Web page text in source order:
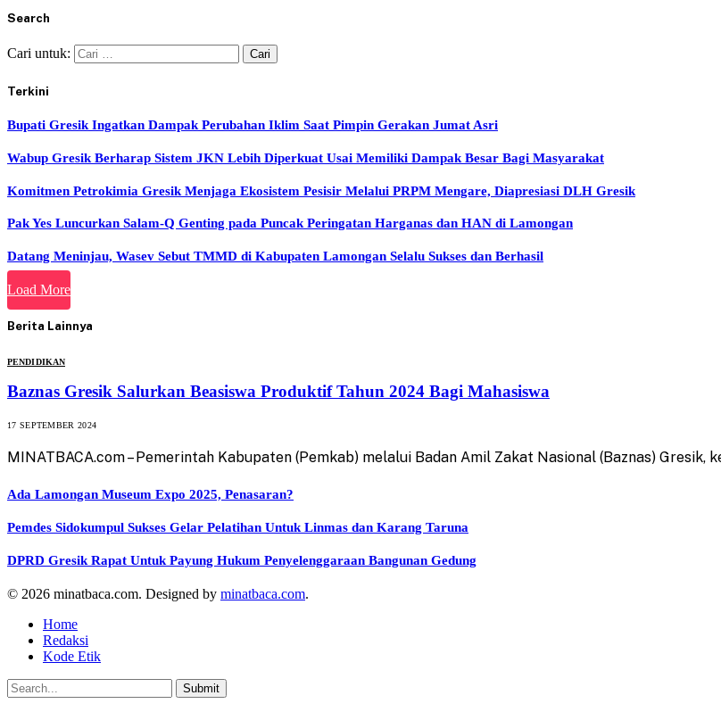
Search
Cari untuk:
Terkini
Bupati Gresik Ingatkan Dampak Perubahan Iklim Saat Pimpin Gerakan Jumat Asri
Wabup Gresik Berharap Sistem JKN Lebih Diperkuat Usai Memiliki Dampak Besar Bagi Masyarakat
Komitmen Petrokimia Gresik Menjaga Ekosistem Pesisir Melalui PRPM Mengare, Diapresiasi DLH Gresik
Pak Yes Luncurkan Salam-Q Genting pada Puncak Peringatan Harganas dan HAN di Lamongan
Datang Meninjau, Wasev Sebut TMMD di Kabupaten Lamongan Selalu Sukses dan Berhasil
Load More
Berita Lainnya
PENDIDIKAN
Baznas Gresik Salurkan Beasiswa Produktif Tahun 2024 Bagi Mahasiswa
17 SEPTEMBER 2024
MINATBACA.com – Pemerintah Kabupaten (Pemkab) melalui Badan Amil Zakat Nasional (Baznas) Gresik,
Ada Lamongan Museum Expo 2025, Penasaran?
Pemdes Sidokumpul Sukses Gelar Pelatihan Untuk Linmas dan Karang Taruna
DPRD Gresik Rapat Untuk Payung Hukum Penyelenggaraan Bangunan Gedung
© 2026 minatbaca.com. Designed by minatbaca.com.
Home
Redaksi
Kode Etik
Submit